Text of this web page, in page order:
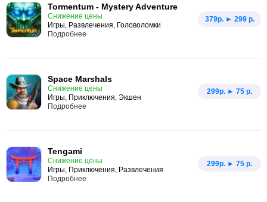
Tormentum - Mystery Adventure
Снижение цены
Игры, Развлечения, Головоломки
379p. ► 299 р.
Подробнее
Space Marshals
Снижение цены
Игры, Приключения, Экшен
299p. ► 75 р.
Подробнее
Tengami
Снижение цены
Игры, Приключения, Развлечения
299p. ► 75 р.
Подробнее